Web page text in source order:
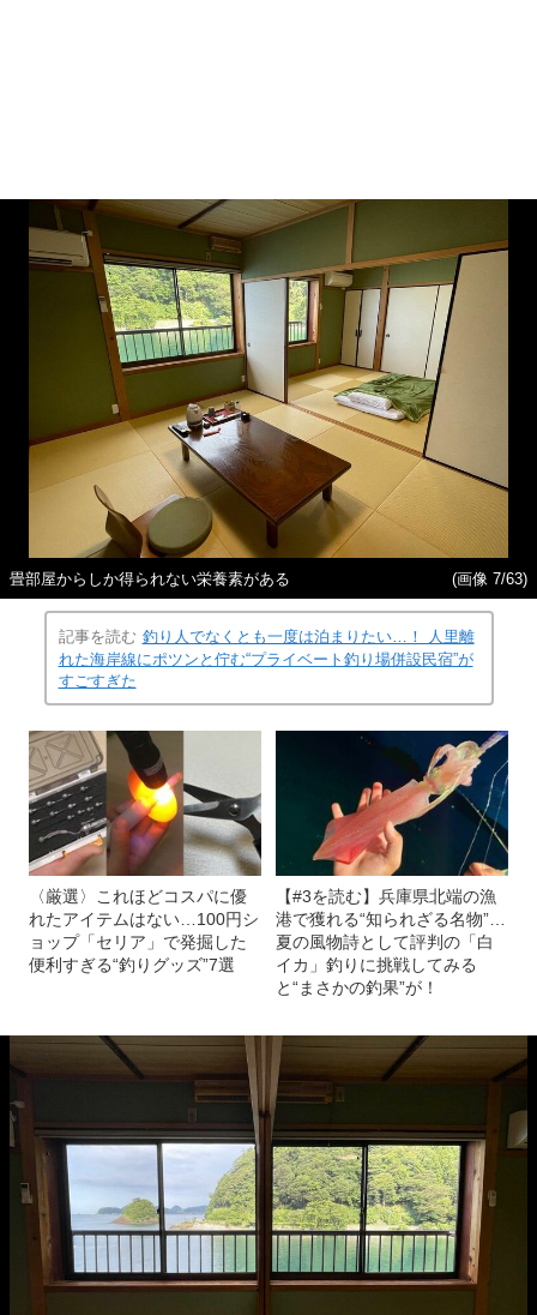
畳部屋からしか得られない栄養素がある (画像 7/63)
記事を読む 釣り人でなくとも一度は泊まりたい…！ 人里離
れた海岸線にポツンと佇む“プライベート釣り場併設民宿”が
すごすぎた
〈厳選〉これほどコスパに優
れたアイテムはない…100円シ
ョップ「セリア」で発掘した
便利すぎる“釣りグッズ”7選
【#3を読む】兵庫県北端の漁
港で獲れる“知られざる名物”…
夏の風物詩として評判の「白
イカ」釣りに挑戦してみる
と“まさかの釣果”が！